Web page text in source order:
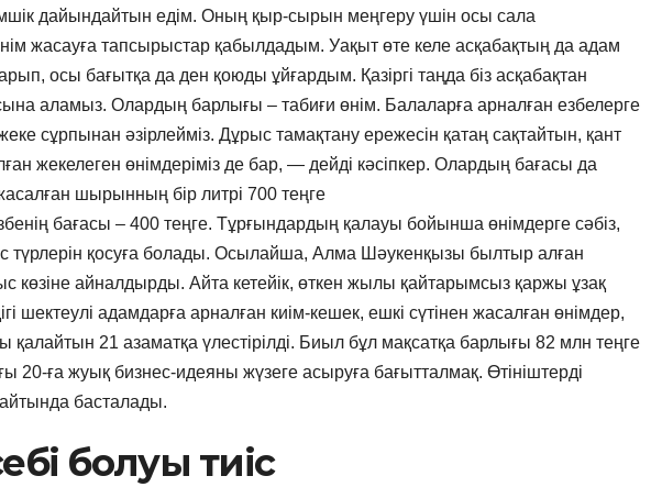
дайындайтын едім. Оның қыр-сырын меңгеру үшін осы сала
жасауға тапсырыстар қабылдадым. Уақыт өте келе асқабақтың да адам
осы бағытқа да ден қоюды ұйғардым. Қазіргі таңда біз асқабақтан
аламыз. Олардың барлығы – табиғи өнім. Балаларға арналған езбелерге
сұрпынан әзірлейміз. Дұрыс тамақтану ережесін қатаң сақтайтын, қант
жекелеген өнімдеріміз де бар, — дейді кәсіпкер. Олардың бағасы да
шырынның бір литрі 700 теңге
бағасы – 400 теңге. Тұрғындардың қалауы бойынша өнімдерге сәбіз,
түрлерін қосуға болады. Осылайша, Алма Шәукенқызы былтыр алған
көзіне айналдырды. Айта кетейік, өткен жылы қайтарымсыз қаржы ұзақ
шектеулі адамдарға арналған киім-кешек, ешкі сүтінен жасалған өнімдер,
21 азаматқа үлестірілді. Биыл бұл мақсатқа барлығы 82 млн теңге
20-ға жуық бизнес-идеяны жүзеге асыруға бағытталмақ. Өтініштерді
басталады.
болуы тиіс